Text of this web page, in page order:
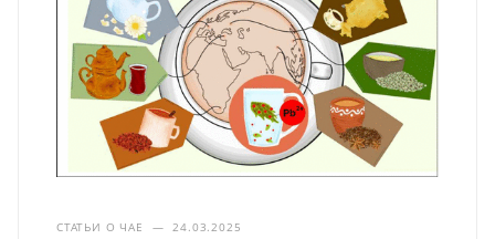
СТАТЬИ О ЧАЕ — 24.03.2025